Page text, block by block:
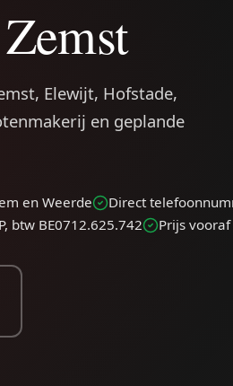
Elewijt, Hofstade,
en geplande
en Weerde
Direct
btw BE0712.625.742
Prijs